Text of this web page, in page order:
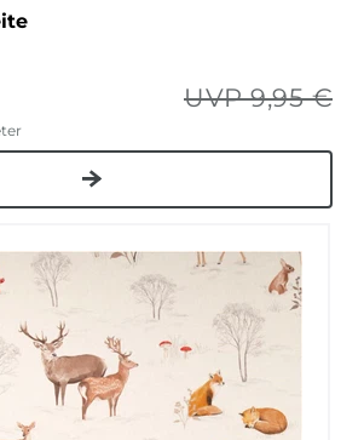
UVP 9,95 €